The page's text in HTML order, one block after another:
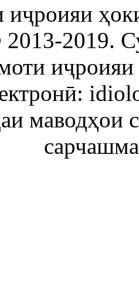
2019.
иҷроияи
маводҳои